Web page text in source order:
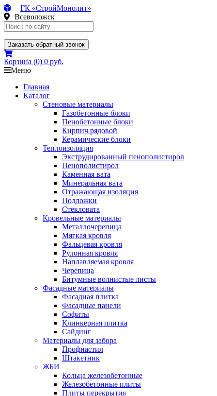
ГК «СтройМонолит»
Всеволожск
Заказать обратный звонок
Корзина (0) 0 руб.
Меню
Главная
Каталог
Стеновые материалы
Газобетонные блоки
Пенобетонные блоки
Кирпич рядовой
Керамические блоки
Теплоизоляция
Экструдированный пенополистирол
Пенополистирол
Каменная вата
Минеральная вата
Отражающая изоляция
Подложки
Стекловата
Кровельные материалы
Металлочерепица
Мягкая кровля
Фальцевая кровля
Рулонная кровля
Наплавляемая кровля
Черепица
Битумные волнистые листы
Фасадные материалы
Фасадная плитка
Фасадные панели
Софиты
Клинкерная плитка
Сайдинг
Материалы для забора
Профнастил
Штакетник
ЖБИ
Кольца железобетонные
Железобетонные плиты
Плиты перекрытия